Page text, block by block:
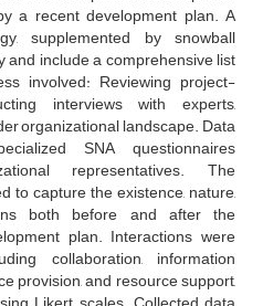
a recent development plan. A
supplemented by snowball
and include a comprehensive list
involved: Reviewing project-
interviews with experts,
organizational landscape. Data
SNA questionnaires
representatives. The
to capture the existence, nature,
both before and after the
plan. Interactions were
collaboration, information
provision, and resource support,